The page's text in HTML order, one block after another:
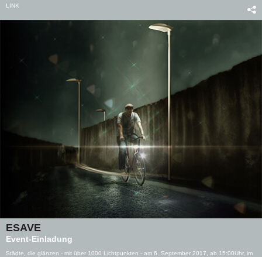
LINK
ESAVE
Event-Einladung
Städte, die glänzen - mit über 1000 Lichtpunkten - am 6. September 2017, ab 15:00Uhr, im